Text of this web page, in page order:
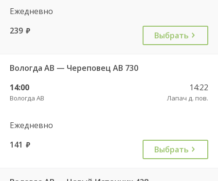
Ежедневно
239 руб. Выбрать
Вологда АВ — Череповец АВ 730
14:00
Вологда АВ
14:22
Лапач д. пов.
Ежедневно
141 руб. Выбрать